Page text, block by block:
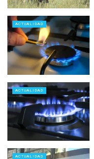
ACTUALIDAD
ACTUALIDAD
ACTUALIDAD